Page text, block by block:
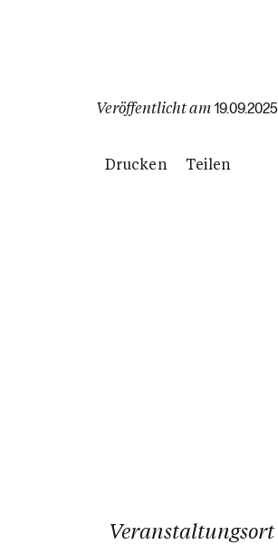
Veröffentlicht am 19.09.2025
Drucken Teilen
Veranstaltungsort